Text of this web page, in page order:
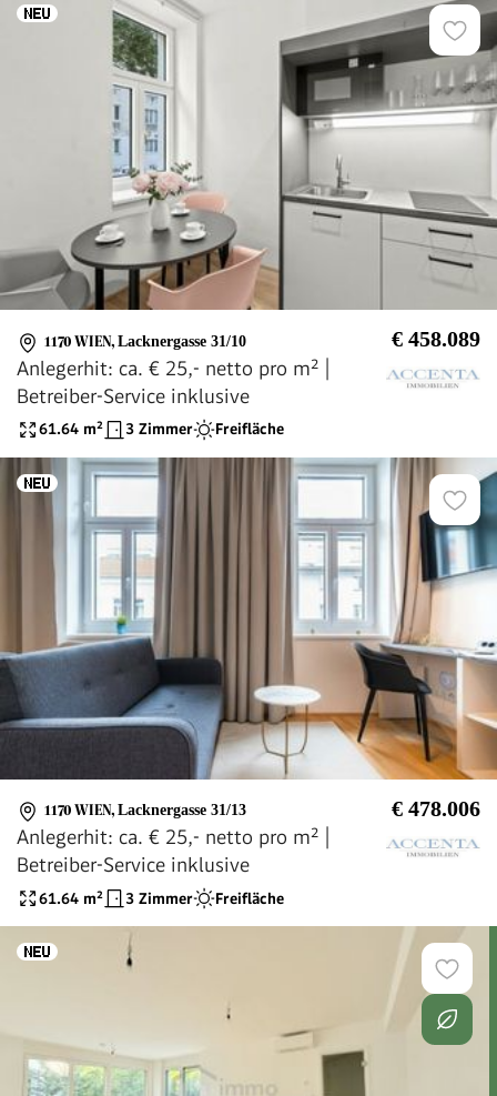
1170 WIEN, Lacknergasse 31/10 € 458.089
Anlegerhit: ca. € 25,- netto pro m² |
Betreiber-Service inklusive
61.64 m² 3 Zimmer Freifläche
1170 WIEN, Lacknergasse 31/13 € 478.006
Anlegerhit: ca. € 25,- netto pro m² |
Betreiber-Service inklusive
61.64 m² 3 Zimmer Freifläche